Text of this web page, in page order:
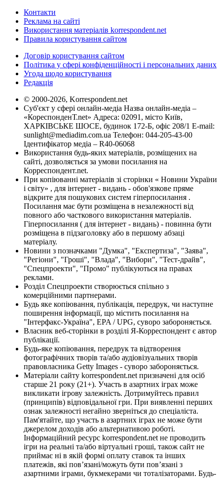
Контакти
Реклама на сайті
Використання матеріалів korrespondent.net
Правила користування сайтом
Договір користування сайтом
Політика у сфері конфіденційності і персональних даних
Угода щодо користування
Редакція
© 2000-2026, Korrespondent.net
Суб'єкт у сфері онлайн-медіа Назва онлайн-медіа –
«КореспонденТ.net» Адреса: 02091, місто Київ,
ХАРКІВСЬКЕ ШОСЕ, будинок 172-Б, офіс 208/1 E-mail:
sunlight@mediadim.com.ua Телефон: 044-205-43-00
Ідентифікатор медіа – R40-06068
Використання будь-яких матеріалів, розміщених на
сайті, дозволяється за умови посилання на
Корреспондент.net.
При копіюванні матеріалів зі сторінки « Новини України
і світу» , для інтернет - видань - обов'язкове пряме
відкрите для пошукових систем гіперпосилання .
Посилання має бути розміщена в незалежності від
повного або часткового використання матеріалів.
Гіперпосилання ( для інтернет - видань) - повинна бути
розміщена в підзаголовку або в першому абзаці
матеріалу.
Новини з позначками "Думка", "Експертиза", "Заява",
"Регіони", "Гроші", "Влада", "Вибори", "Тест-драйв",
"Спецпроекти", "Промо" публікуються на правах
реклами.
Розділ Спецпроекти створюється спільно з
комерційними партнерами.
Будь яке копіювання, публікація, передрук, чи наступне
поширення інформації, що містить посилання на
"Інтерфакс-Україна", EPA / UPG, суворо забороняється.
Власник веб-сторінки в розділі Я-Корреспондент є автор
публікації.
Будь-яке копіювання, передрук та відтворення
фотографічних творів та/або аудіовізуальних творів
правовласника Getty Images - суворо забороняється.
Матеріали сайту korrespondent.net призначені для осіб
старше 21 року (21+). Участь в азартних іграх може
викликати ігрову залежність. Дотримуйтесь правил
(принципів) відповідальної гри. При виявленні перших
ознак залежності негайно зверніться до спеціаліста.
Пам'ятайте, що участь в азартних іграх не може бути
джерелом доходів або альтернативою роботі.
Інформаційний ресурс korrespondent.net не проводить
ігри на реальні та/або віртуальні гроші, також сайт не
приймає ні в якій формі оплату ставок та інших
платежів, які пов’язані/можуть бути пов’язані з
азартними іграми, букмекерами чи тоталізаторами. Будь-